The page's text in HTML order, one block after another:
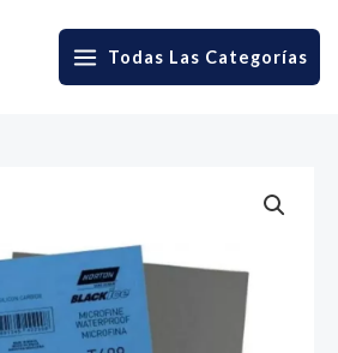
Todas Las Categorías